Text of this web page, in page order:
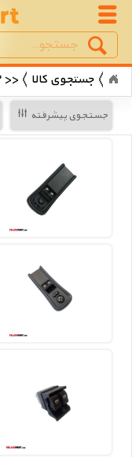
جستجوی کالا << ۳۲ نتیجه >>
جستجوی پیشرفته
Search
جستجو